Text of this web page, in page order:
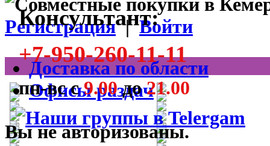
Консультант:
+7-950-260-11-11
пн-вс с9.00до21.00
Регистрация|Войти
Доставка по области
Офисы раздач
Вы не авторизованы.